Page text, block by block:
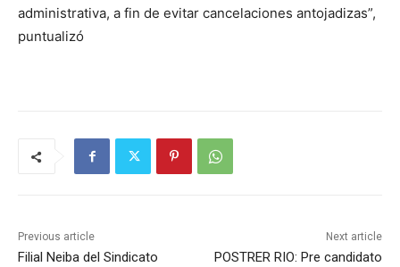
administrativa, a fin de evitar cancelaciones antojadizas”,
puntualizó
Previous article
Filial Neiba del Sindicato
Next article
POSTRER RIO: Pre candidato